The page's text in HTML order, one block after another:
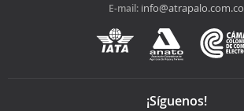
E-mail: info@atrapalo.com.co
¡Síguenos!